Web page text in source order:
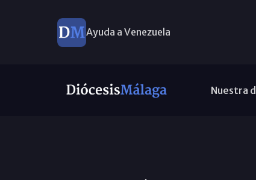
Ayuda a Venezuela
Nuestra